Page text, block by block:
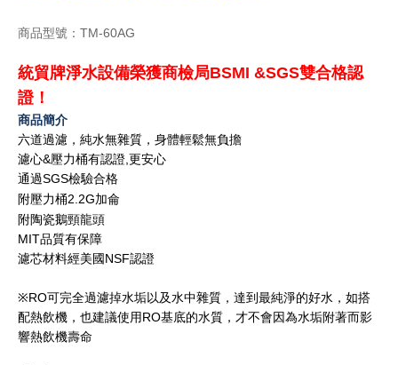
商品型號：TM-60AG
統貿牌淨水設備榮獲商檢局BSMI &SGS雙合格認
證！
商品簡介
六道過濾，純水無雜質，身體輕鬆無負擔
濾心&壓力桶有認證,更安心
通過SGS檢驗合格
附壓力桶2.2G加侖
附陶瓷鵝頸龍頭
MIT品質有保障
濾芯材料經美國NSF認證
※RO可完全過濾掉水垢以及水中雜質，達到最純淨的好水，如搭
配熱飲機，也建議使用RO基底的水質，才不會因為水垢附著而影
響熱飲機壽命